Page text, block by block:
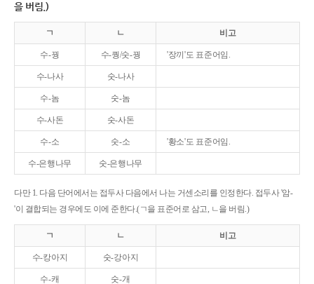
을 버림.)
ㄱ ㄴ 비고
수-꿩 수-퀑/숫-꿩 '장끼'도 표준어임.
수-나사 숫-나사
수-놈 숫-놈
수-사돈 숫-사돈
수-소 숫-소 '황소'도 표준어임.
수-은행나무 숫-은행나무
다만 1. 다음 단어에서는 접두사 다음에서 나는 거센소리를 인정한다. 접두사 '암-
'이 결합되는 경우에도 이에 준한다.(ㄱ을 표준어로 삼고, ㄴ을 버림.)
ㄱ ㄴ 비고
수-캉아지 숫-강아지
수-캐 숫-개